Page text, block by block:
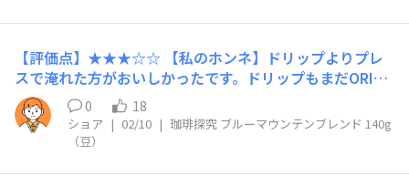
時間を過ごせます。でもはっきり言います。高価ゆえに日
常使いには不向きです笑 コスパを考えるとしたら悪いで
す笑 大切な人と大切な時間と共に。ブルーマウンテンブ
レンド、ひと味違います！ 【リピート】特別なシーンで
ぜひ👍
【評価点】★★★☆☆ 【私のホンネ】ドリップよりプレ
スで淹れた方がおいしかったです。ドリップもまだORIGA
MIドリッパーでしか淹れてないので違うドリッパーでも
試してみたい。少し酸味が強めかなと思います 【リピー
ト】なし
0 18
ショア | 02/10 | 珈琲探究 ブルーマウンテンブレンド 140g
（豆）